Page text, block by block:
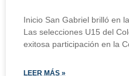
Inicio San Gabriel brilló en
Las selecciones U15 del
exitosa participación en la
LEER MÁS »